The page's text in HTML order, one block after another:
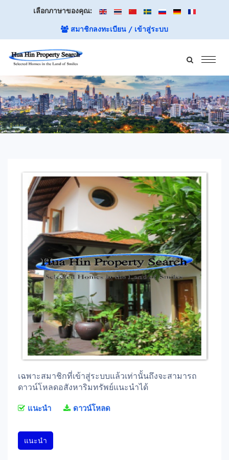
เลือกภาษาของคุณ:
สมาชิกลงทะเบียน / เข้าสู่ระบบ
เฉพาะสมาชิกที่เข้าสู่ระบบแล้วเท่านั้นถึงจะสามารถ
ดาวน์โหลดอสังหาริมทรัพย์แนะนำได้
แนะนำ ดาวน์โหลด
แนะนำ